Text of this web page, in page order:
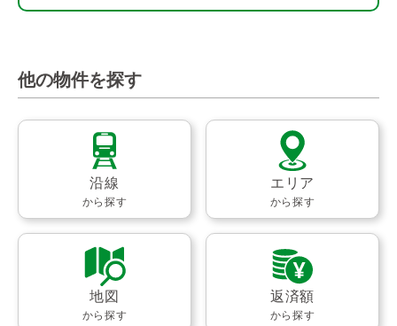
他の物件を探す
沿線
から探す
エリア
から探す
地図
から探す
返済額
から探す